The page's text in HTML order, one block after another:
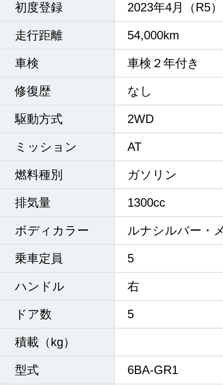
初度登録 2023年4月（R5）
走行距離 54,000km
車検 車検２年付き
修復歴 なし
駆動方式 2WD
ミッション AT
燃料種別 ガソリン
排気量 1300cc
ボディカラー ルナシルバー・
乗車定員 5
ハンドル 右
ドア数 5
積載（kg）
型式 6BA-GR1